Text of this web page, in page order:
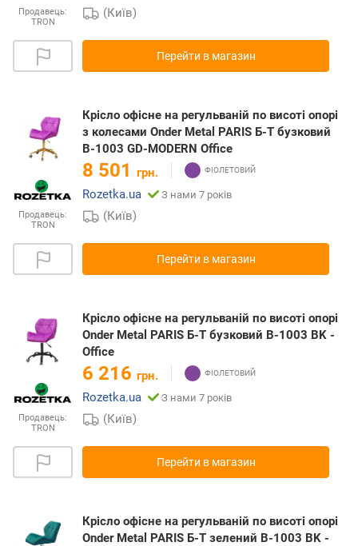
Продавець:
TRON
(Київ)
Перейти в магазин
Продавець:
TRON
Крісло офісне на регульваній по висоті опорі
з колесами Onder Metal PARIS Б-Т бузковий
B-1003 GD-MODERN Office
8 501 грн.
Rozetka.ua
З нами 7 років
(Київ)
Перейти в магазин
Продавець:
TRON
Крісло офісне на регульваній по висоті опорі
Onder Metal PARIS Б-Т бузковий B-1003 BK -
Office
6 216 грн.
Rozetka.ua
З нами 7 років
(Київ)
Перейти в магазин
Крісло офісне на регульваній по висоті опорі
Onder Metal PARIS Б-Т зелений B-1003 BK -